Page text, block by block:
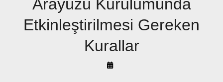
Arayüzü Kurulumunda
Etkinleştirilmesi Gereken
Kurallar
By